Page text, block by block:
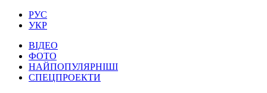
РУС
УКР
ВІДЕО
ФОТО
НАЙПОПУЛЯРНІШІ
СПЕЦПРОЕКТИ